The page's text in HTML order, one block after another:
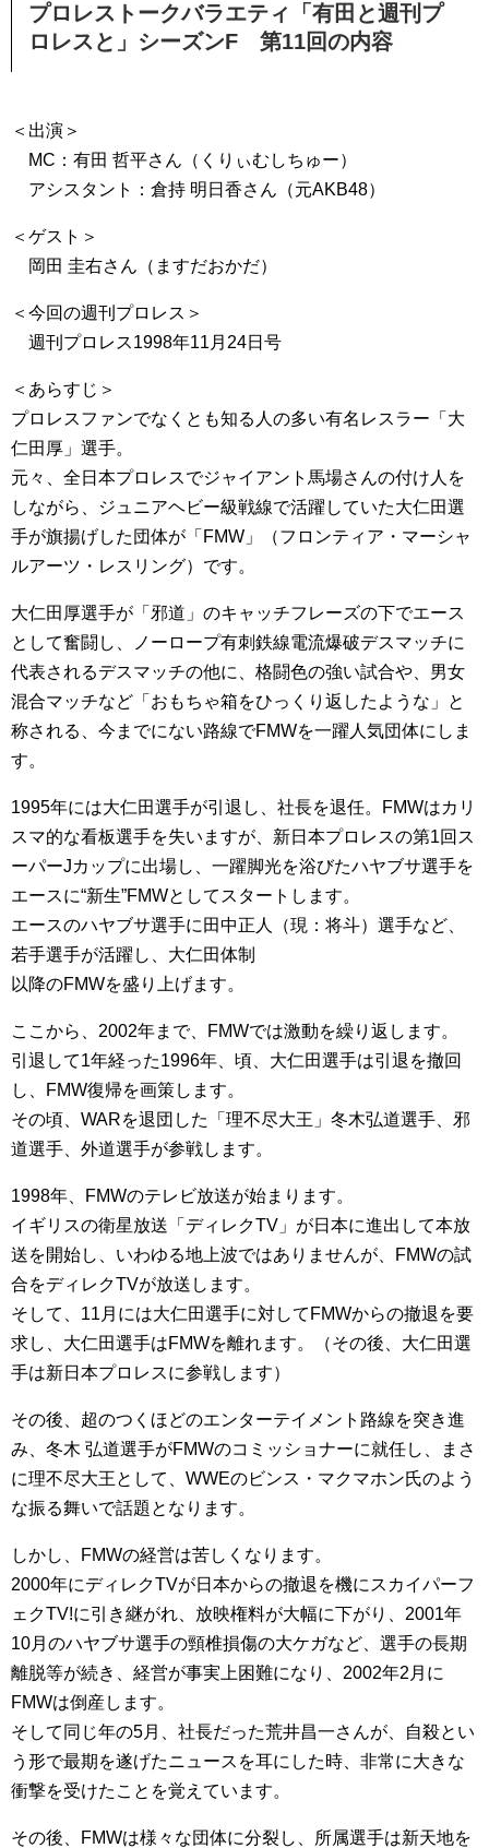
プロレストークバラエティ「有田と週刊プ
ロレスと」シーズンF 第11回の内容
＜出演＞
MC：有田 哲平さん（くりぃむしちゅー）
アシスタント：倉持 明日香さん（元AKB48）
＜ゲスト＞
岡田 圭右さん（ますだおかだ）
＜今回の週刊プロレス＞
週刊プロレス1998年11月24日号
＜あらすじ＞
プロレスファンでなくとも知る人の多い有名レスラー「大
仁田厚」選手。
元々、全日本プロレスでジャイアント馬場さんの付け人を
しながら、ジュニアヘビー級戦線で活躍していた大仁田選
手が旗揚げした団体が「FMW」（フロンティア・マーシャ
ルアーツ・レスリング）です。
大仁田厚選手が「邪道」のキャッチフレーズの下でエース
として奮闘し、ノーロープ有刺鉄線電流爆破デスマッチに
代表されるデスマッチの他に、格闘色の強い試合や、男女
混合マッチなど「おもちゃ箱をひっくり返したような」と
称される、今までにない路線でFMWを一躍人気団体にしま
す。
1995年には大仁田選手が引退し、社長を退任。FMWはカリ
スマ的な看板選手を失いますが、新日本プロレスの第1回ス
ーパーJカップに出場し、一躍脚光を浴びたハヤブサ選手を
エースに“新生”FMWとしてスタートします。
エースのハヤブサ選手に田中正人（現：将斗）選手など、
若手選手が活躍し、大仁田体制
以降のFMWを盛り上げます。
ここから、2002年まで、FMWでは激動を繰り返します。
引退して1年経った1996年、頃、大仁田選手は引退を撤回
し、FMW復帰を画策します。
その頃、WARを退団した「理不尽大王」冬木弘道選手、邪
道選手、外道選手が参戦します。
1998年、FMWのテレビ放送が始まります。
イギリスの衛星放送「ディレクTV」が日本に進出して本放
送を開始し、いわゆる地上波ではありませんが、FMWの試
合をディレクTVが放送します。
そして、11月には大仁田選手に対してFMWからの撤退を要
求し、大仁田選手はFMWを離れます。（その後、大仁田選
手は新日本プロレスに参戦します）
その後、超のつくほどのエンターテイメント路線を突き進
み、冬木 弘道選手がFMWのコミッショナーに就任し、まさ
に理不尽大王として、WWEのビンス・マクマホン氏のよう
な振る舞いで話題となります。
しかし、FMWの経営は苦しくなります。
2000年にディレクTVが日本からの撤退を機にスカイパーフ
ェクTV!に引き継がれ、放映権料が大幅に下がり、2001年
10月のハヤブサ選手の頸椎損傷の大ケガなど、選手の長期
離脱等が続き、経営が事実上困難になり、2002年2月に
FMWは倒産します。
そして同じ年の5月、社長だった荒井昌一さんが、自殺とい
う形で最期を遂げたニュースを耳にした時、非常に大きな
衝撃を受けたことを覚えています。
その後、FMWは様々な団体に分裂し、所属選手は新天地を